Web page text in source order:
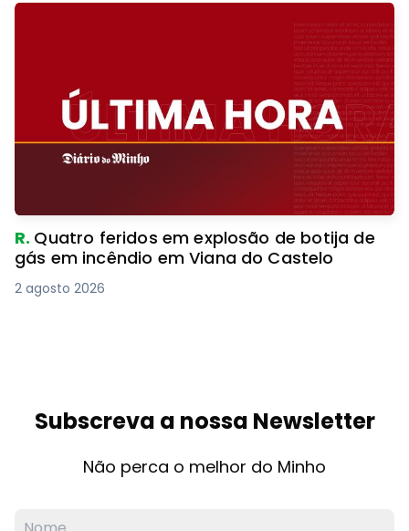
R. Quatro feridos em explosão de botija de
gás em incêndio em Viana do Castelo
2 agosto 2026
Subscreva a nossa Newsletter
Não perca o melhor do Minho